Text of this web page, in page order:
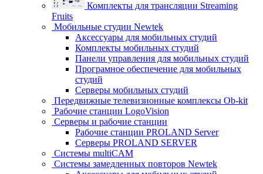
Комплекты для трансляции Streaming
Fruits
Мобильные студии Newtek
Аксессуары для мобильных студий
Комплекты мобильных студий
Панели управления для мобильных студий
Програмное обеспечение для мобильных
студий
Серверы мобильных студий
Передвижные телевизионные комплексы Ob-kit
Рабочие станции LogoVision
Серверы и рабочие станции
Рабочие станции PROLAND Server
Серверы PROLAND SERVER
Системы multiCAM
Системы замедленных повторов Newtek